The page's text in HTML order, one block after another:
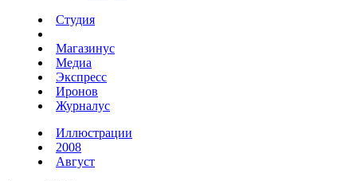
Студия
Магазинус
Медиа
Экспресс
Иронов
Журналус
Иллюстрации
2008
Август